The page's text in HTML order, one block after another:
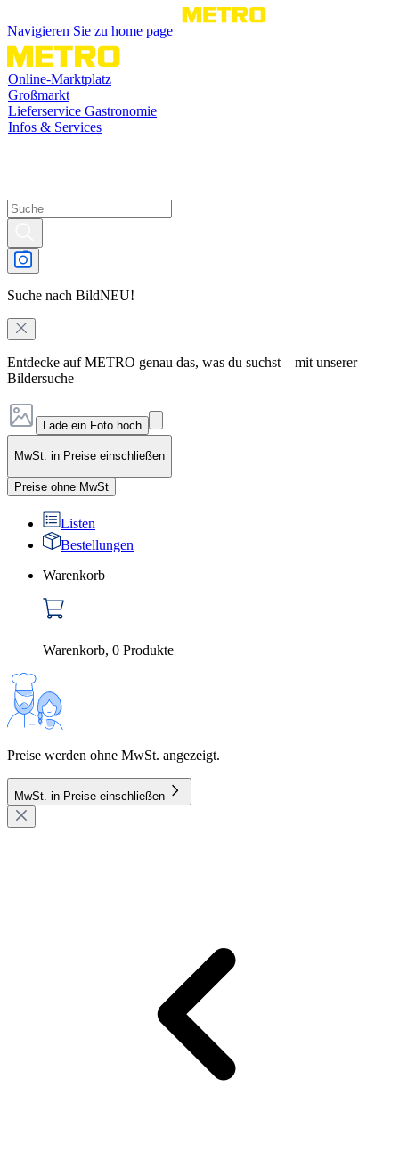
Navigieren Sie zu home page
Online-Marktplatz
Großmarkt
Lieferservice Gastronomie
Infos & Services
Suche nach BildNEU!
Entdecke auf METRO genau das, was du suchst – mit unserer
Bildersuche
Lade ein Foto hoch
MwSt. in Preise einschließen
Preise ohne MwSt
Listen
Bestellungen
Warenkorb
Warenkorb, 0 Produkte
Preise werden ohne MwSt. angezeigt.
MwSt. in Preise einschließen